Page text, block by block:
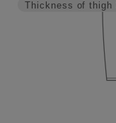
Thickness of thigh